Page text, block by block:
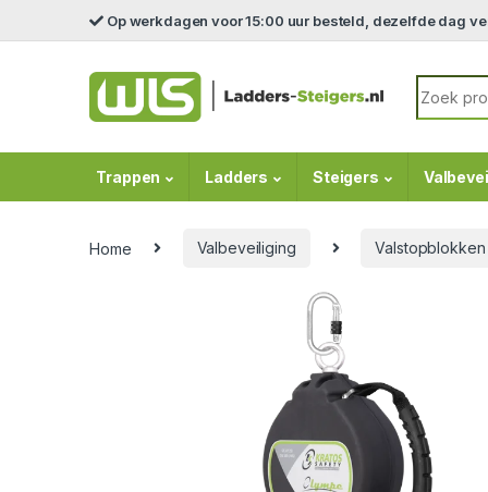
Skip to navigation
Skip to content Op werkdagen voor 15:00 uur besteld, dezelfde dag
Search
Trappen Ladders Steigers
Home Valbeveiliging Valstopblokken